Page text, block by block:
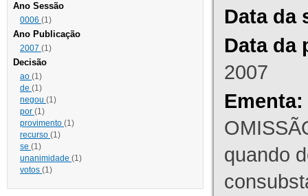
Ano Sessão
0006 (1)
Ano Publicação
2007 (1)
Decisão
ao (1)
de (1)
negou (1)
por (1)
provimento (1)
recurso (1)
se (1)
unanimidade (1)
votos (1)
Data da
Data da
2007
Ementa:
quando